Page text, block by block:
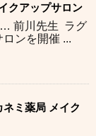
クアップサロン
… 前川先生 ラグ
ンを開催 ...
ネミ薬局 メイク